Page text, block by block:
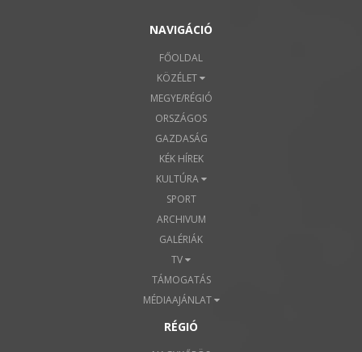
NAVIGÁCIÓ
FŐOLDAL
KÖZÉLET
MEGYE/RÉGIÓ
ORSZÁGOS
GAZDASÁG
KÉK HÍREK
KULTÚRA
SPORT
ARCHIVUM
GALÉRIÁK
TV
TÁMOGATÁS
MÉDIAAJÁNLAT
RÉGIÓ